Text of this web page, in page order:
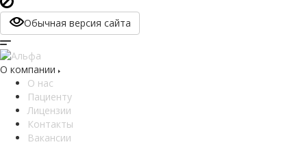
Обычная версия сайта
О компании
О нас
Пациенту
Лицензии
Контакты
Вакансии